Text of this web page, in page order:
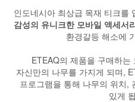
인도네시아 최상급 목재 티크를
감성의 유니크한 모바일 액세서
환경갈등 해소에
ETEAQ의 제품을 구매하는
자신만의 나무를 가지게 되며,
프로그램을 통해 나무의 위치,
있게